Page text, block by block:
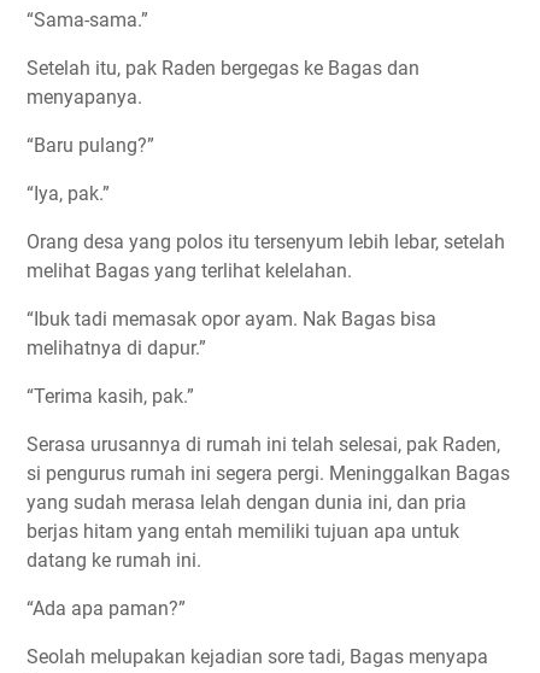
“Sama-sama.”
Setelah itu, pak Raden bergegas ke Bagas dan
menyapanya.
“Baru pulang?”
“Iya, pak.”
Orang desa yang polos itu tersenyum lebih lebar, setelah
melihat Bagas yang terlihat kelelahan.
“Ibuk tadi memasak opor ayam. Nak Bagas bisa
melihatnya di dapur.”
“Terima kasih, pak.”
Serasa urusannya di rumah ini telah selesai, pak Raden,
si pengurus rumah ini segera pergi. Meninggalkan Bagas
yang sudah merasa lelah dengan dunia ini, dan pria
berjas hitam yang entah memiliki tujuan apa untuk
datang ke rumah ini.
“Ada apa paman?”
Seolah melupakan kejadian sore tadi, Bagas menyapa